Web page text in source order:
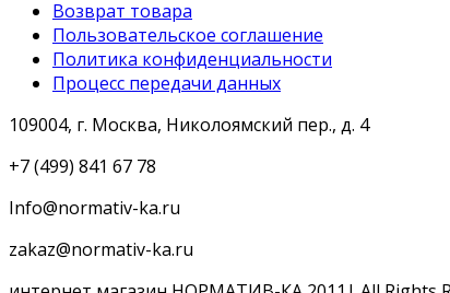
Возврат товара
Пользовательское соглашение
Политика конфиденциальности
Процесс передачи данных
109004, г. Москва, Николоямский пер., д. 4
+7 (499) 841 67 78
Info@normativ-ka.ru
zakaz@normativ-ka.ru